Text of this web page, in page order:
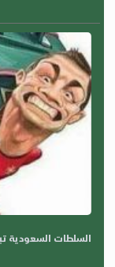
السلطات السعودية